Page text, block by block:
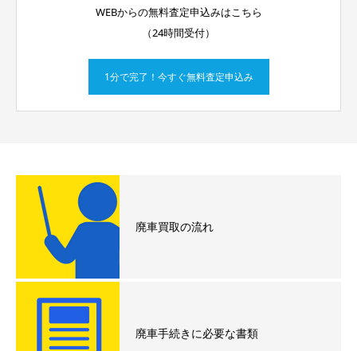
WEBからの無料査定申込みはこちら
（24時間受付）
1分で完了！今すぐ無料査定申込み
廃車買取の流れ
廃車手続きに必要な書類